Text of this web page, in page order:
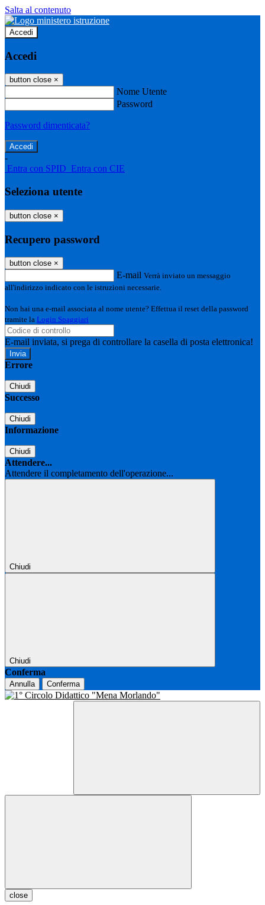
Salta al contenuto
Accedi
Accedi
button close ×
Nome Utente
Password
Password dimenticata?
-
Entra con SPID Entra con CIE
Seleziona utente
button close ×
Recupero password
button close ×
E-mail Verrà inviato un messaggio
all'indirizzo indicato con le istruzioni necessarie.
Non hai una e-mail associata al nome utente? Effettua il reset della password
tramite la Login Spaggiari
E-mail inviata, si prega di controllare la casella di posta elettronica!
Errore
Chiudi
Successo
Chiudi
Informazione
Chiudi
Attendere...
Attendere il completamento dell'operazione...
Chiudi
Chiudi
Conferma
Annulla Conferma
close